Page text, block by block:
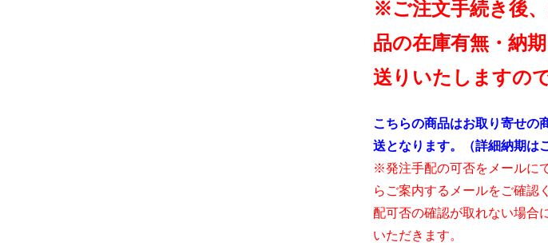
※ご注文手続き後
品の在庫有無・納
送りいたしますの
こちらの商品はお取り寄せの
送となります。（詳細納期は
※発注手配の可否をメールに
らご案内するメールをご確
配可否の確認が取れない場合
いただきます。